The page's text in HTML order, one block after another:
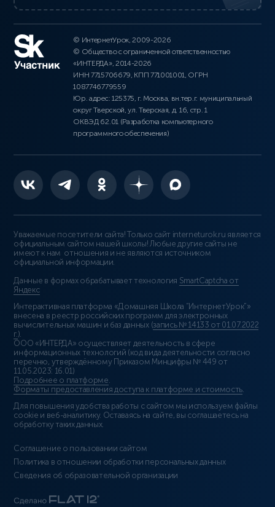
© ИнтернетУрок, 2009-2026
© Общество с ограниченной ответственностью
«ИНТЕРДА», 2014-2026
ИНН 7715706679, КПП 771001001, ОГРН
1087746779559
Юр. адрес: 125375, г. Москва, вн.тер.г. муниципальный
округ Тверской, ул. Тверская, д. 16, стр. 1
ОКВЭД 62.01 (Разработка компьютерного
программного обеспечения)
Уважаемые посетители сайта! Только сайт interneturok.ru является
официальным сайтом нашей школы! Любые другие сайты не
имеют к нам отношения и не являются источником
официальной информации.
Данные в формах обрабатывает технология SmartCaptcha от
Яндекс
Интерактивная платформа «Домашняя Школа “ИнтернетУрок”»
внесена в реестр российских программ для электронных
вычислительных машин и баз данных (запись № 14133 от 01.07.2022
г.).
ООО «ИНТЕРДА» осуществляет деятельность в сфере
информационных технологий (код вида деятельности согласно
перечню, утверждённому Приказом Минцифры № 449 от
11.05.2023: 16.01)
Подробнее о платформе.
Форматы предоставления доступа к платформе и стоимость.
Для повышения удобства работы с сайтом мы используем файлы
cookie и веб-аналитику. Оставаясь на сайте, вы соглашаетесь на
обработку таких данных.
Соглашение о пользовании сайтом
Политика в отношении обработки персональных данных
Сведения об образовательной организации